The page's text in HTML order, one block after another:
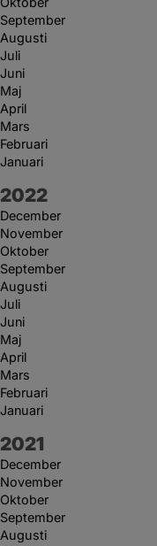
September
Augusti
Juli
Juni
Maj
April
Mars
Februari
Januari
År:
2022
December
November
Oktober
September
Augusti
Juli
Juni
Maj
April
Mars
Februari
Januari
År:
2021
December
November
Oktober
September
Augusti